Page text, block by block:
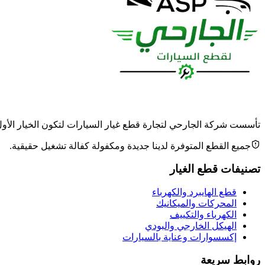
تأسست شركة الجارحي لتجارة قطع غيار السيارات لتكون الخيار الأول
جميع القطع المتوفرة لدينا جديدة ومكفولة كفالة تشغيل حقيقية.
تصنيفات قطع الغيار
قطع الهايبرد والكهرباء
المحركات والميكانيك
الكهرباء والتكييف
الهيكل الخارجي والبودي
إكسسوارات وعناية بالسيارات
روابط سريعة